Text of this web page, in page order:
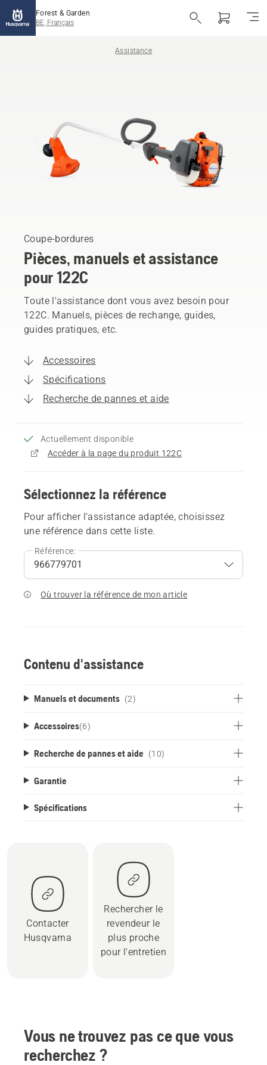
Forest & Garden
BE, Français
Assistance
Coupe-bordures
Pièces, manuels et assistance
pour 122C
Toute l'assistance dont vous avez besoin pour
122C. Manuels, pièces de rechange, guides,
guides pratiques, etc.
Accessoires
Spécifications
Recherche de pannes et aide
Actuellement disponible
Accéder à la page du produit 122C
Sélectionnez la référence
Pour afficher l'assistance adaptée, choisissez
une référence dans cette liste.
Référence:
Où trouver la référence de mon article
Contenu d'assistance
Manuels et documents (2)
Accessoires(6)
Recherche de pannes et aide (10)
Garantie
Spécifications
Contacter
Husqvarna
Rechercher le
revendeur le
plus proche
pour l'entretien
Vous ne trouvez pas ce que vous
recherchez ?